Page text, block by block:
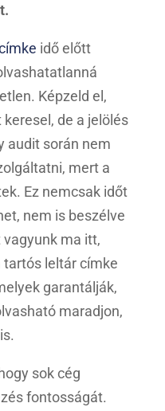
idő előtt
Képzeld el,
de a jelölés
audit során nem
mert a
Ez nemcsak időt
nem is beszélve
vagyunk ma itt,
tartós leltár címke
garantálják,
maradjon,
sok cég
fontosságát.